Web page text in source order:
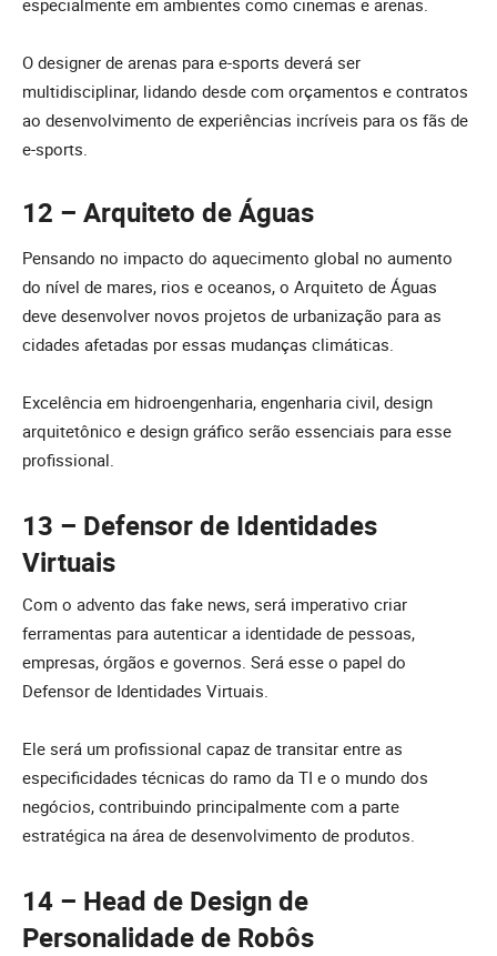
especialmente em ambientes como cinemas e arenas.
O designer de arenas para e-sports deverá ser
multidisciplinar, lidando desde com orçamentos e contratos
ao desenvolvimento de experiências incríveis para os fãs de
e-sports.
12 – Arquiteto de Águas
Pensando no impacto do aquecimento global no aumento
do nível de mares, rios e oceanos, o Arquiteto de Águas
deve desenvolver novos projetos de urbanização para as
cidades afetadas por essas mudanças climáticas.
Excelência em hidroengenharia, engenharia civil, design
arquitetônico e design gráfico serão essenciais para esse
profissional.
13 – Defensor de Identidades
Virtuais
Com o advento das fake news, será imperativo criar
ferramentas para autenticar a identidade de pessoas,
empresas, órgãos e governos. Será esse o papel do
Defensor de Identidades Virtuais.
Ele será um profissional capaz de transitar entre as
especificidades técnicas do ramo da TI e o mundo dos
negócios, contribuindo principalmente com a parte
estratégica na área de desenvolvimento de produtos.
14 – Head de Design de
Personalidade de Robôs